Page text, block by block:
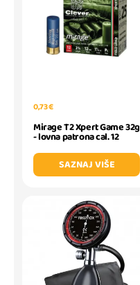
0,73 €
Mirage T2 Xpert Game 32g
- lovna patrona cal. 12
SAZNAJ VIŠE